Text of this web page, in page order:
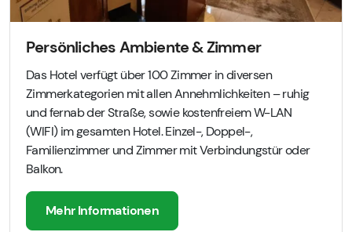
Persönliches Ambiente & Zimmer
Das Hotel verfügt über 100 Zimmer in diversen
Zimmerkategorien mit allen Annehmlichkeiten – ruhig
und fernab der Straße, sowie kostenfreiem W-LAN
(WIFI) im gesamten Hotel. Einzel-, Doppel-,
Familienzimmer und Zimmer mit Verbindungstür oder
Balkon.
Mehr Informationen